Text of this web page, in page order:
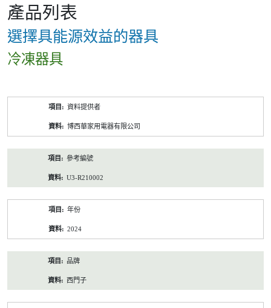
產品列表
選擇具能源效益的器具
冷凍器具
資料提供者
博西華家用電器有限公司
參考編號
U3-R210002
年份
2024
品牌
西門子